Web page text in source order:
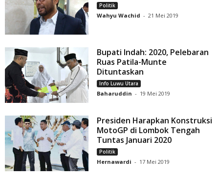
Politik
Wahyu Wachid - 21 Mei 2019
Bupati Indah: 2020, Pelebaran
Ruas Patila-Munte
Dituntaskan
Info Luwu Utara
Baharuddin - 19 Mei 2019
Presiden Harapkan Konstruksi
MotoGP di Lombok Tengah
Tuntas Januari 2020
Politik
Hernawardi - 17 Mei 2019